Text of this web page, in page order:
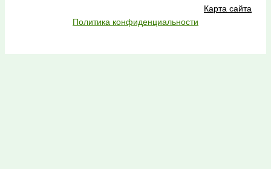
Карта сайта
Политика конфиденциальности